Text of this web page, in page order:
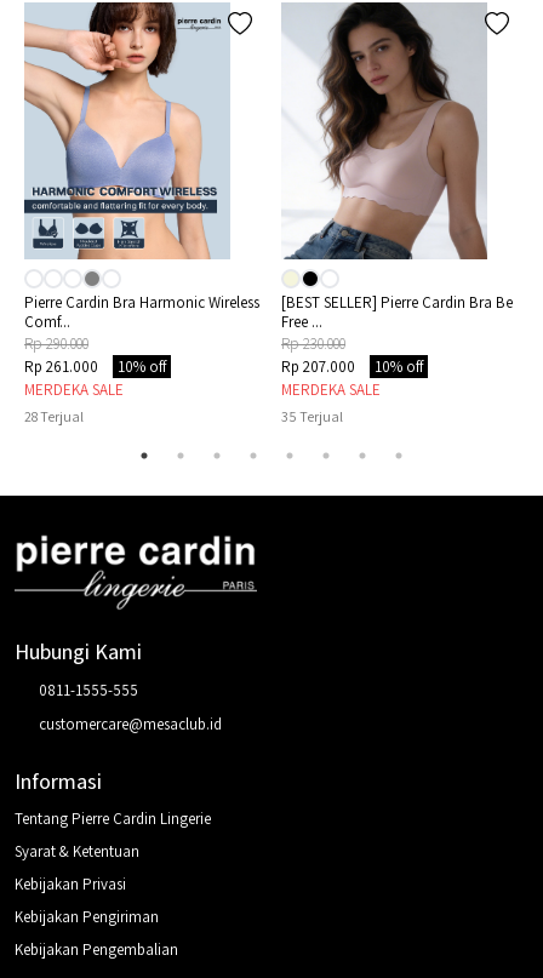
Pierre Cardin Bra Harmonic Wireless
Comf...
Rp 290.000
Rp 261.000
10% off
MERDEKA SALE
28Terjual
[BEST SELLER] Pierre Cardin Bra Be
Free ...
Rp 230.000
Rp 207.000
10% off
MERDEKA SALE
35 Terjual
Hubungi Kami
0811-1555-555
customercare@mesaclub.id
Informasi
Tentang Pierre Cardin Lingerie
Syarat & Ketentuan
Kebijakan Privasi
Kebijakan Pengiriman
Kebijakan Pengembalian